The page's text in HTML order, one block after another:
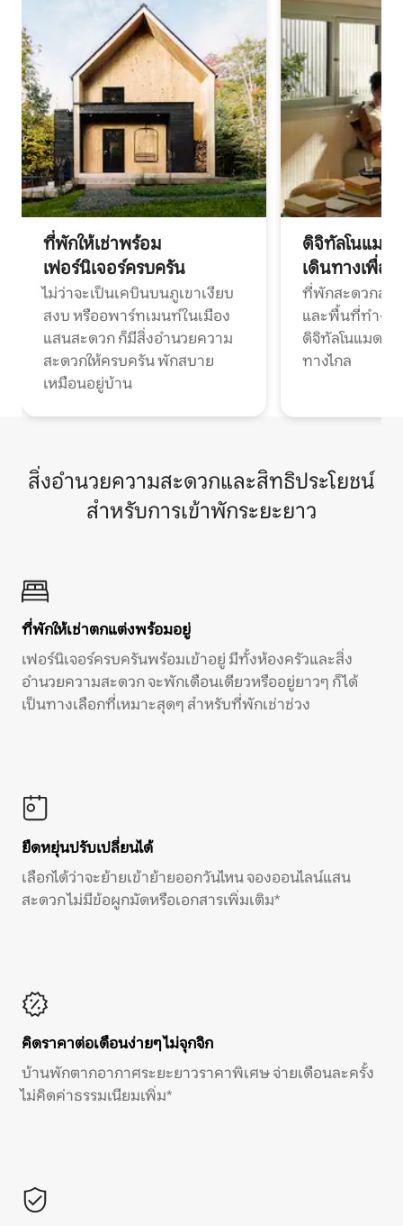
ที่พักให้เช่าพร้อม
เฟอร์นิเจอร์ครบครัน
ไม่ว่าจะเป็นเคบินบนภูเขาเงียบ
สงบ หรืออพาร์ทเมนท์ในเมือง
แสนสะดวก ก็มีสิ่งอำนวยความ
สะดวกให้ครบครัน พักสบาย
เหมือนอยู่บ้าน
ดิจิทัลโนแมด
เดินทางเพื่อ
ที่พักสะดวกสบ
และพื้นที่ทำงา
ดิจิทัลโนแมดแ
ทางไกล
สิ่งอำนวยความสะดวกและสิทธิประโยชน์
สำหรับการเข้าพักระยะยาว
ที่พักให้เช่าตกแต่งพร้อมอยู่
เฟอร์นิเจอร์ครบครันพร้อมเข้าอยู่ มีทั้งห้องครัวและสิ่ง
อำนวยความสะดวก จะพักเดือนเดียวหรืออยู่ยาวๆ ก็ได้
เป็นทางเลือกที่เหมาะสุดๆ สำหรับที่พักเช่าช่วง
ยืดหยุ่นปรับเปลี่ยนได้
เลือกได้ว่าจะย้ายเข้าย้ายออกวันไหน จองออนไลน์แสน
สะดวก ไม่มีข้อผูกมัดหรือเอกสารเพิ่มเติม*
คิดราคาต่อเดือนง่ายๆ ไม่จุกจิก
บ้านพักตากอากาศระยะยาวราคาพิเศษ จ่ายเดือนละครั้ง
ไม่คิดค่าธรรมเนียมเพิ่ม*